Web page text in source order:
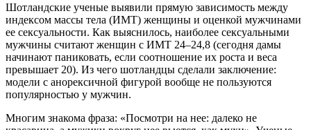
Шотландские ученые выявили прямую зависимость между
индексом массы тела (ИМТ) женщины и оценкой мужчинами
ее сексуальности. Как выяснилось, наиболее сексуальными
мужчины считают женщин с ИМТ 24–24,8 (сегодня дамы
начинают паниковать, если соотношение их роста и веса
превышает 20). Из чего шотландцы сделали заключение:
модели с анорексичной фигурой вообще не пользуются
популярностью у мужчин.
Многим знакома фраза: «Посмотри на нее: далеко не